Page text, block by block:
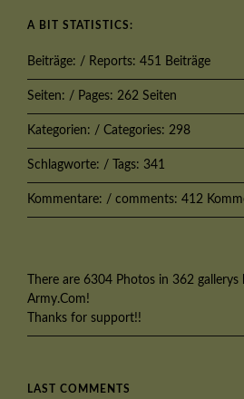
A BIT STATISTICS:
Beiträge: / Reports: 451 Beiträge
Seiten: / Pages: 262 Seiten
Kategorien: / Categories: 298
Schlagworte: / Tags: 341
Kommentare: / comments: 412
There are 6304 Photos in 362
Army.Com!
Thanks for support!!
LAST COMMENTS